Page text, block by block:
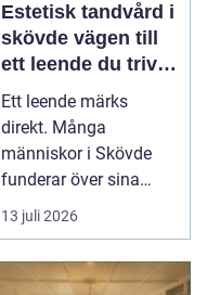
Estetisk tandvård i
skövde vägen till
ett leende du trivs
med
Ett leende märks
direkt. Många
människor i Skövde
funderar över sina
tänder, men skjuter
upp att gör...
13 juli 2026